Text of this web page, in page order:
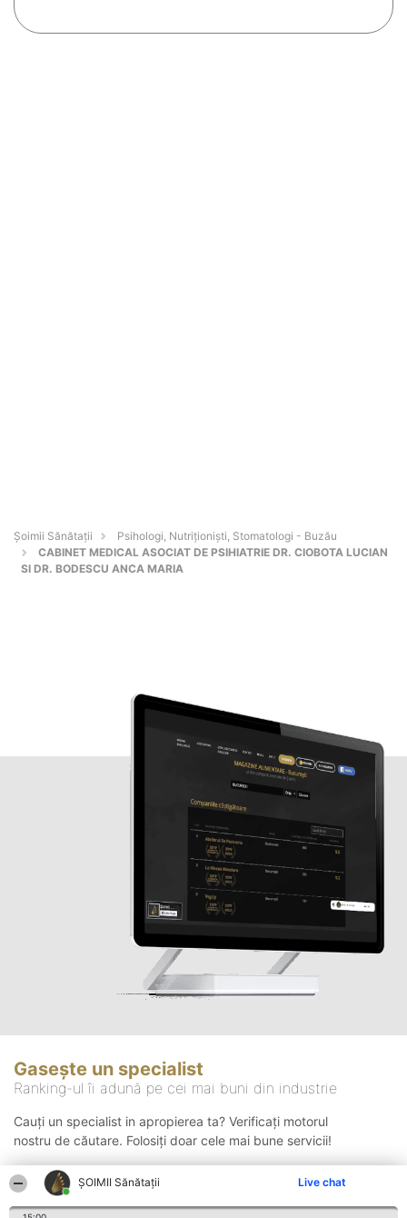
ŞOIMII Sănătații Live chat
Şoimii Sănătații
Psihologi, Nutriționiști, Stomatologi - Buzău
CABINET MEDICAL ASOCIAT DE PSIHIATRIE DR. CIOBOTA LUCIAN
SI DR. BODESCU ANCA MARIA
Gasește un specialist
Ranking-ul îi adună pe cei mai buni din industrie
Cauți un specialist in apropierea ta? Verificați motorul
nostru de căutare. Folosiți doar cele mai bune servicii!